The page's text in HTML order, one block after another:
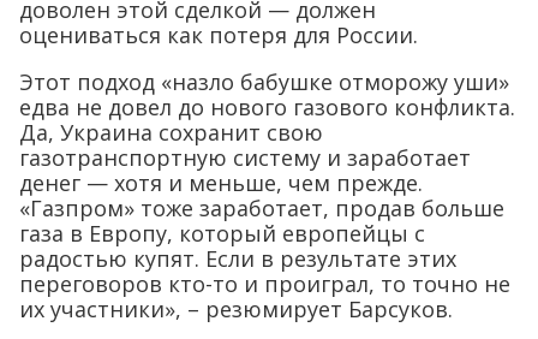
доволен этой сделкой — должен
оцениваться как потеря для России.
Этот подход «назло бабушке отморожу уши»
едва не довел до нового газового конфликта.
Да, Украина сохранит свою
газотранспортную систему и заработает
денег — хотя и меньше, чем прежде.
«Газпром» тоже заработает, продав больше
газа в Европу, который европейцы с
радостью купят. Если в результате этих
переговоров кто-то и проиграл, то точно не
их участники», – резюмирует Барсуков.